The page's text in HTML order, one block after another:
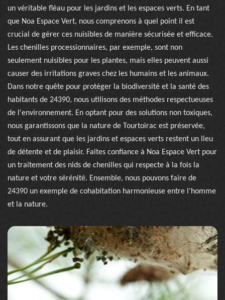
un véritable fléau pour les jardins et les espaces verts. En tant
que Noa Espace Vert, nous comprenons à quel point il est
crucial de gérer ces nuisibles de manière sécurisée et efficace.
Les chenilles processionnaires, par exemple, sont non
seulement nuisibles pour les plantes, mais elles peuvent aussi
causer des irritations graves chez les humains et les animaux.
Dans notre quête pour protéger la biodiversité et la santé des
habitants de 24390, nous utilisons des méthodes respectueuses
de l'environnement. En optant pour des solutions non toxiques,
nous garantissons que la nature de Tourtoirac est préservée,
tout en assurant que les jardins et espaces verts restent un lieu
de détente et de plaisir. Faites confiance à Noa Espace Vert pour
un traitement des nids de chenilles qui respecte à la fois la
nature et votre sérénité. Ensemble, nous pouvons faire de
24390 un exemple de cohabitation harmonieuse entre l'homme
et la nature.